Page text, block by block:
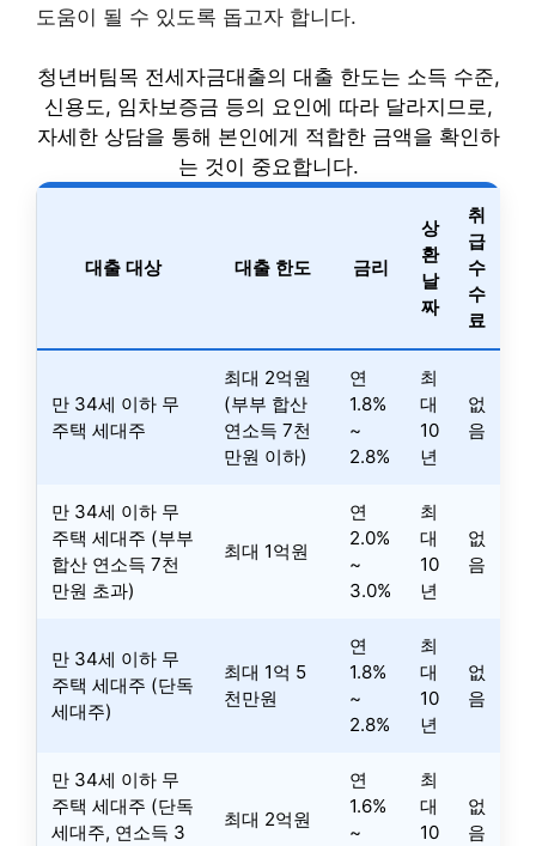
도움이 될 수 있도록 돕고자 합니다.
청년버팀목 전세자금대출의 대출 한도는 소득 수준,
신용도, 임차보증금 등의 요인에 따라 달라지므로,
자세한 상담을 통해 본인에게 적합한 금액을 확인하
는 것이 중요합니다.
대출 대상 대출 한도 금리
상
환
날
짜
취
급
수
수
료
만 34세 이하 무
주택 세대주
최대 2억원
(부부 합산
연소득 7천
만원 이하)
연
1.8%
~
2.8%
최
대
10
년
없
음
만 34세 이하 무
주택 세대주 (부부
합산 연소득 7천
만원 초과)
최대 1억원
연
2.0%
~
3.0%
최
대
10
년
없
음
만 34세 이하 무
주택 세대주 (단독
세대주)
최대 1억 5
천만원
연
1.8%
~
2.8%
최
대
10
년
없
음
만 34세 이하 무
주택 세대주 (단독
세대주, 연소득 3
최대 2억원
연
1.6%
~
최
대
10
없
음